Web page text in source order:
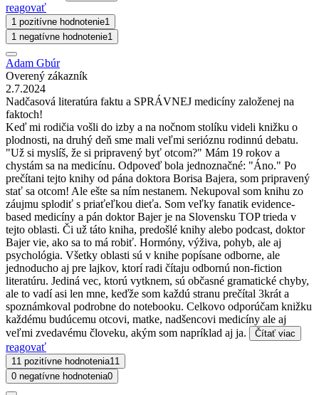
reagovať
1 pozitívne hodnotenie1
1 negatívne hodnotenie1
Adam Gbúr
Overený zákazník
2.7.2024
Nadčasová literatúra faktu a SPRÁVNEJ medicíny založenej na
faktoch!
Keď mi rodičia vošli do izby a na nočnom stolíku videli knižku o
plodnosti, na druhý deň sme mali veľmi serióznu rodinnú debatu.
"Už si myslíš, že si pripravený byť otcom?" Mám 19 rokov a
chystám sa na medicínu. Odpoveď bola jednoznačné: "Áno." Po
prečítani tejto knihy od pána doktora Borisa Bajera, som pripravený
stať sa otcom! Ale ešte sa ním nestanem. Nekupoval som knihu zo
záujmu splodiť s priaťeľkou dieťa. Som veľky fanatik evidence-
based medicíny a pán doktor Bajer je na Slovensku TOP trieda v
tejto oblasti. Či už táto kniha, predošlé knihy alebo podcast, doktor
Bajer vie, ako sa to má robiť. Hormóny, výživa, pohyb, ale aj
psychológia. Všetky oblasti sú v knihe popísane odborne, ale
jednoducho aj pre lajkov, ktorí radi čítaju odbornú non-fiction
literatúru. Jediná vec, ktorú vytknem, sú občasné gramatické chyby,
ale to vadí asi len mne, keďže som každú stranu prečítal 3krát a
spoznámkoval podrobne do notebooku. Celkovo odporúčam knižku
každému budúcemu otcovi, matke, nadšencovi medicíny ale aj
veľmi zvedavému človeku, akým som napríklad aj ja.
Čítať viac
reagovať
11 pozitívne hodnotenia11
0 negatívne hodnotenia0